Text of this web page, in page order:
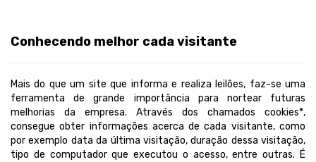
Conhecendo melhor cada visitante
Mais do que um site que informa e realiza leilões, faz-se uma
ferramenta de grande importância para nortear futuras
melhorias da empresa. Através dos chamados cookies*,
consegue obter informações acerca de cada visitante, como
por exemplo data da última visitação, duração dessa visitação,
tipo de computador que executou o acesso, entre outras. É